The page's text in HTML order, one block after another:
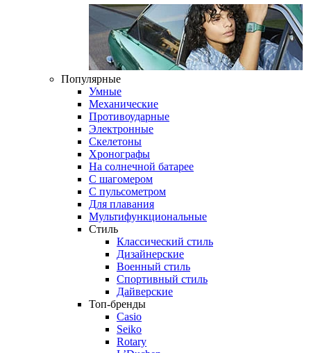
Популярные
Умные
Механические
Противоударные
Электронные
Скелетоны
Хронографы
На солнечной батарее
С шагомером
С пульсометром
Для плавания
Мультифункциональные
Стиль
Классический стиль
Дизайнерские
Военный стиль
Спортивный стиль
Дайверские
Топ-бренды
Casio
Seiko
Rotary